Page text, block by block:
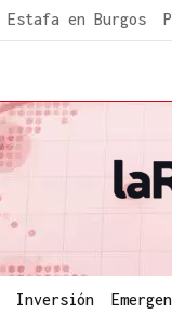
Estafa en Burgos
Inversión